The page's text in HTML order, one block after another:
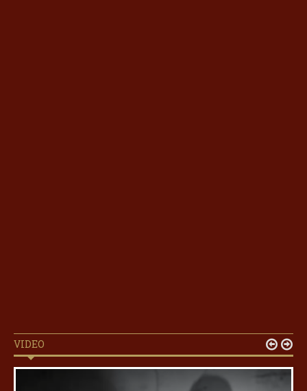
VIDEO  